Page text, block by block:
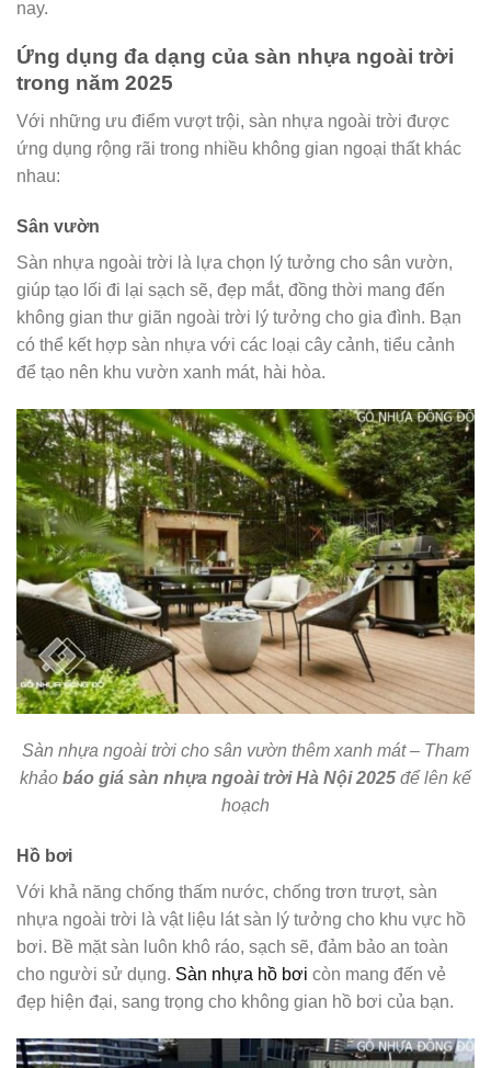
nay.
Ứng dụng đa dạng của sàn nhựa ngoài trời
trong năm 2025
Với những ưu điểm vượt trội, sàn nhựa ngoài trời được
ứng dụng rộng rãi trong nhiều không gian ngoại thất khác
nhau:
Sân vườn
Sàn nhựa ngoài trời là lựa chọn lý tưởng cho sân vườn,
giúp tạo lối đi lại sạch sẽ, đẹp mắt, đồng thời mang đến
không gian thư giãn ngoài trời lý tưởng cho gia đình. Bạn
có thể kết hợp sàn nhựa với các loại cây cảnh, tiểu cảnh
để tạo nên khu vườn xanh mát, hài hòa.
Sàn nhựa ngoài trời cho sân vườn thêm xanh mát – Tham
khảo báo giá sàn nhựa ngoài trời Hà Nội 2025 để lên kế
hoạch
Hồ bơi
Với khả năng chống thấm nước, chống trơn trượt, sàn
nhựa ngoài trời là vật liệu lát sàn lý tưởng cho khu vực hồ
bơi. Bề mặt sàn luôn khô ráo, sạch sẽ, đảm bảo an toàn
cho người sử dụng. Sàn nhựa hồ bơi còn mang đến vẻ
đẹp hiện đại, sang trọng cho không gian hồ bơi của bạn.